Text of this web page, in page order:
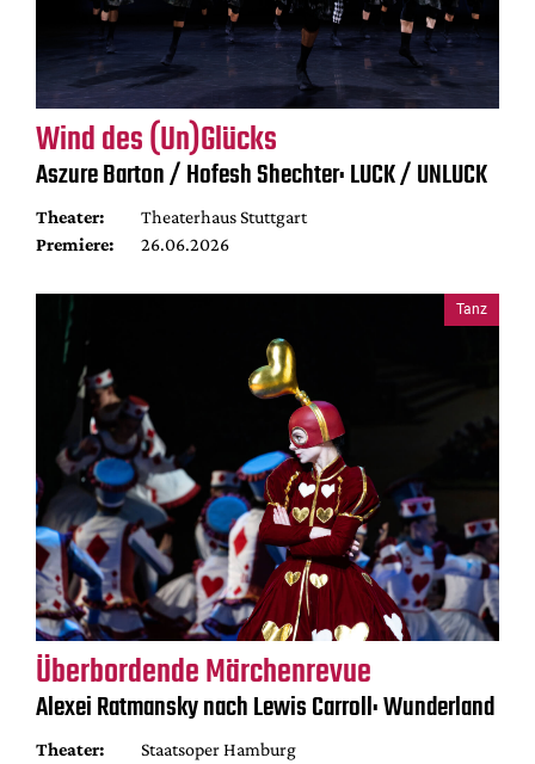
Wind des (Un)Glücks
Aszure Barton / Hofesh Shechter: LUCK / UNLUCK
Theater:
Theaterhaus Stuttgart
Premiere:
26.06.2026
Tanz
Überbordende Märchenrevue
Alexei Ratmansky nach Lewis Carroll: Wunderland
Theater:
Staatsoper Hamburg